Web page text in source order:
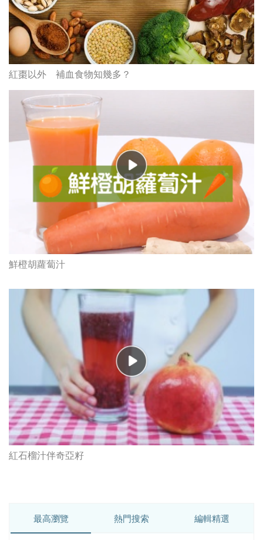
紅棗以外 補血食物知幾多？
鮮橙胡蘿蔔汁
紅石榴汁伴奇亞籽
最高瀏覽 熱門搜索 編輯精選